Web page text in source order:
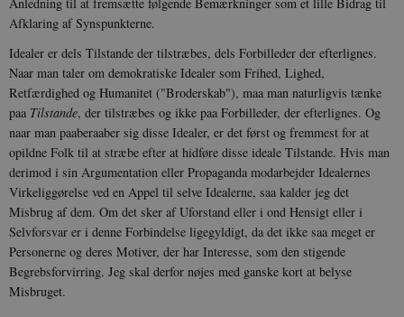
Afklaring af Synspunkterne.
Idealer er dels Tilstande der tilstræbes, dels Forbilleder der efterlignes.
Naar man taler om demokratiske Idealer som Frihed, Lighed,
Retfærdighed og Humanitet ("Broderskab"), maa man naturligvis tænke
paa Tilstande, der tilstræbes og ikke paa Forbilleder, der efterlignes. Og
naar man paaberaaber sig disse Idealer, er det først og fremmest for at
opildne Folk til at stræbe efter at hidføre disse ideale Tilstande. Hvis man
derimod i sin Argumentation eller Propaganda modarbejder Idealernes
Virkeliggørelse ved en Appel til selve Idealerne, saa kalder jeg det
Misbrug af dem. Om det sker af Uforstand eller i ond Hensigt eller i
Selvforsvar er i denne Forbindelse ligegyldigt, da det ikke saa meget er
Personerne og deres Motiver, der har Interesse, som den stigende
Begrebsforvirring. Jeg skal derfor nøjes med ganske kort at belyse
Misbruget.